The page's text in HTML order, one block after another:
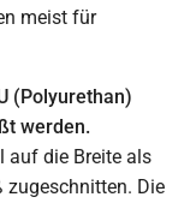
meist für
(Polyurethan)
werden.
auf die Breite als
Die